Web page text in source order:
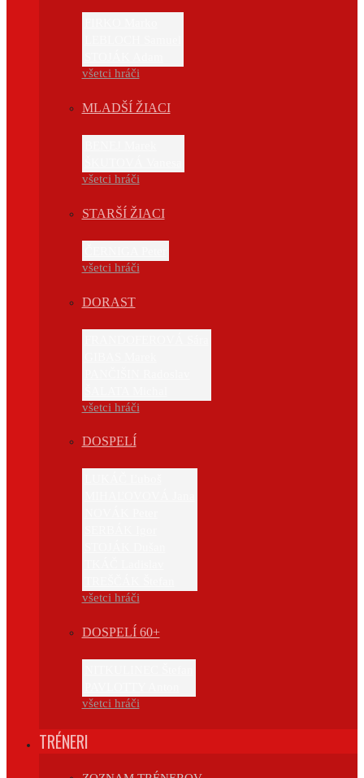
všetci hráči
MLADŠÍ ŽIACI
všetci hráči
STARŠÍ ŽIACI
všetci hráči
DORAST
všetci hráči
DOSPELÍ
všetci hráči
DOSPELÍ 60+
všetci hráči
TRÉNERI